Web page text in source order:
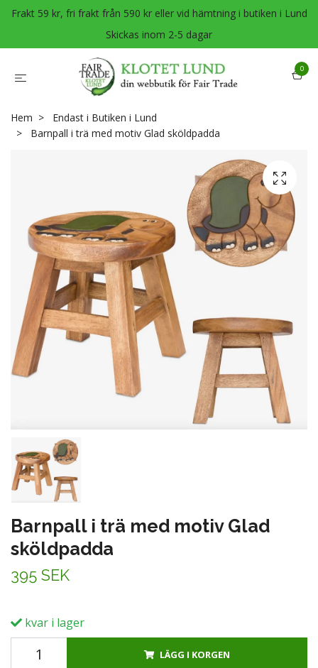
Frakt 59 kr, fri frakt från 590 kr eller vid hämtning i butiken i Lund
Skickas inom 2-5 dagar
0
Hem
Endast i Butiken i Lund
Barnpall i trä med motiv Glad sköldpadda
Barnpall i trä med motiv Glad
sköldpadda
395 SEK
kvar i lager
LÄGG I KORGEN